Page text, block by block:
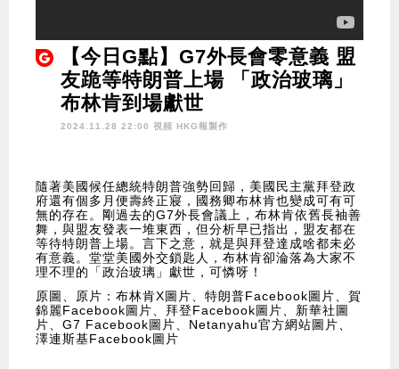
【今日G點】G7外長會零意義 盟
友跪等特朗普上場 「政治玻璃」
布林肯到場獻世
2024.11.28 22:00 視頻 HKG報製作
隨著美國候任總統特朗普強勢回歸，美國民主黨拜登政
府還有個多月便壽終正寢，國務卿布林肯也變成可有可
無的存在。剛過去的G7外長會議上，布林肯依舊長袖善
舞，與盟友發表一堆東西，但分析早已指出，盟友都在
等待特朗普上場。言下之意，就是與拜登達成啥都未必
有意義。堂堂美國外交鎖匙人，布林肯卻淪落為大家不
理不理的「政治玻璃」獻世，可憐呀！
原圖、原片：布林肯X圖片、特朗普Facebook圖片、賀
錦麗Facebook圖片、拜登Facebook圖片、新華社圖
片、G7 Facebook圖片、Netanyahu官方網站圖片、
澤連斯基Facebook圖片